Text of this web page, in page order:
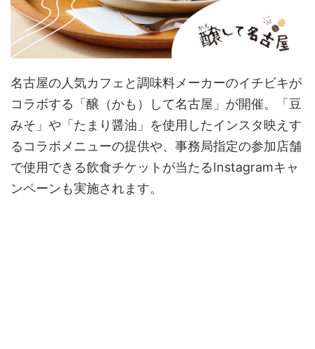
名古屋の人気カフェと調味料メーカーのイチビキが
コラボする「醸（かも）して名古屋」が開催。「豆
みそ」や「たまり醤油」を使用したインスタ映えす
るコラボメニューの提供や、事務局指定の参加店舗
で使用できる飲食チケットが当たるInstagramキャ
ンペーンも実施されます。